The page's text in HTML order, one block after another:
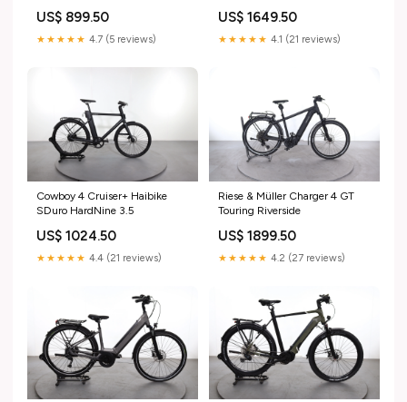
US$ 899.50
★★★★★ 4.7 (5 reviews)
US$ 1649.50
★★★★★ 4.1 (21 reviews)
Cowboy 4 Cruiser+ Haibike
SDuro HardNine 3.5
US$ 1024.50
★★★★★ 4.4 (21 reviews)
Riese & Müller Charger 4 GT
Touring Riverside
US$ 1899.50
★★★★★ 4.2 (27 reviews)